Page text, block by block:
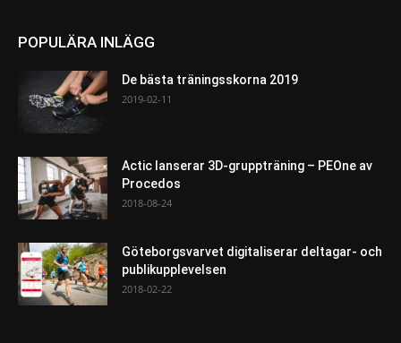
POPULÄRA INLÄGG
De bästa träningsskorna 2019
2019-02-11
Actic lanserar 3D-gruppträning – PEOne av
Procedos
2018-08-24
Göteborgsvarvet digitaliserar deltagar- och
publikupplevelsen
2018-02-22